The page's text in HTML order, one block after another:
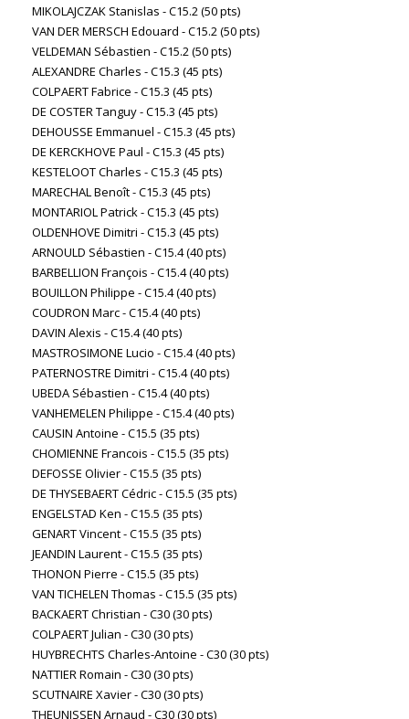
MIKOLAJCZAK Stanislas - C15.2 (50 pts)
VAN DER MERSCH Edouard - C15.2 (50 pts)
VELDEMAN Sébastien - C15.2 (50 pts)
ALEXANDRE Charles - C15.3 (45 pts)
COLPAERT Fabrice - C15.3 (45 pts)
DE COSTER Tanguy - C15.3 (45 pts)
DEHOUSSE Emmanuel - C15.3 (45 pts)
DE KERCKHOVE Paul - C15.3 (45 pts)
KESTELOOT Charles - C15.3 (45 pts)
MARECHAL Benoît - C15.3 (45 pts)
MONTARIOL Patrick - C15.3 (45 pts)
OLDENHOVE Dimitri - C15.3 (45 pts)
ARNOULD Sébastien - C15.4 (40 pts)
BARBELLION François - C15.4 (40 pts)
BOUILLON Philippe - C15.4 (40 pts)
COUDRON Marc - C15.4 (40 pts)
DAVIN Alexis - C15.4 (40 pts)
MASTROSIMONE Lucio - C15.4 (40 pts)
PATERNOSTRE Dimitri - C15.4 (40 pts)
UBEDA Sébastien - C15.4 (40 pts)
VANHEMELEN Philippe - C15.4 (40 pts)
CAUSIN Antoine - C15.5 (35 pts)
CHOMIENNE Francois - C15.5 (35 pts)
DEFOSSE Olivier - C15.5 (35 pts)
DE THYSEBAERT Cédric - C15.5 (35 pts)
ENGELSTAD Ken - C15.5 (35 pts)
GENART Vincent - C15.5 (35 pts)
JEANDIN Laurent - C15.5 (35 pts)
THONON Pierre - C15.5 (35 pts)
VAN TICHELEN Thomas - C15.5 (35 pts)
BACKAERT Christian - C30 (30 pts)
COLPAERT Julian - C30 (30 pts)
HUYBRECHTS Charles-Antoine - C30 (30 pts)
NATTIER Romain - C30 (30 pts)
SCUTNAIRE Xavier - C30 (30 pts)
THEUNISSEN Arnaud - C30 (30 pts)